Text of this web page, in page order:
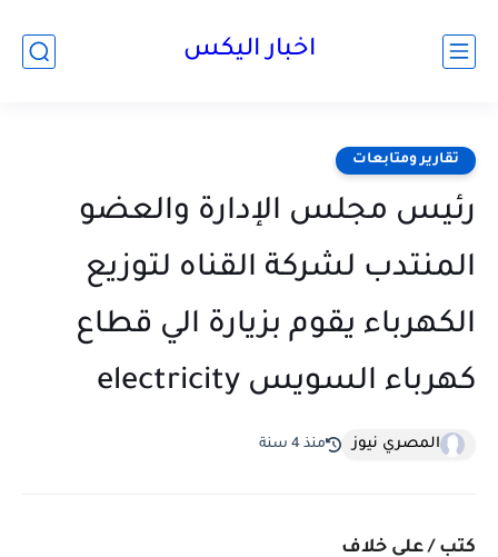
اخبار اليكس
تقارير ومتابعات
رئيس مجلس الإدارة والعضو
المنتدب لشركة القناه لتوزيع
الكهرباء يقوم بزيارة الي قطاع
كهرباء السويس ‏electricity
المصري نيوز منذ 4 سنة
كتب / علي خلاف